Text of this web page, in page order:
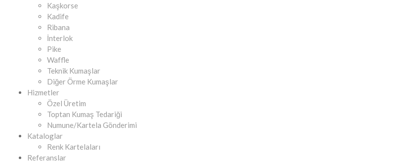
Kaşkorse
Kadife
Ribana
İnterlok
Pike
Waffle
Teknik Kumaşlar
Diğer Örme Kumaşlar
Hizmetler
Özel Üretim
Toptan Kumaş Tedariği
Numune/Kartela Gönderimi
Kataloglar
Renk Kartelaları
Referanslar